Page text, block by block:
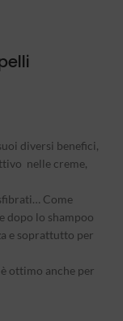
diversi benefici,
nelle creme,
Come
dopo lo shampoo
e soprattutto per
ottimo anche per